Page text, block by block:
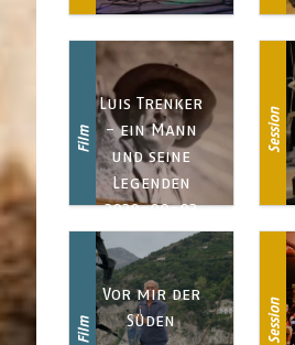
Film
Luis Trenker
- ein Mann
und seine
Legenden
2020-09-03
Session
Film
Vor mir der
Süden
Session